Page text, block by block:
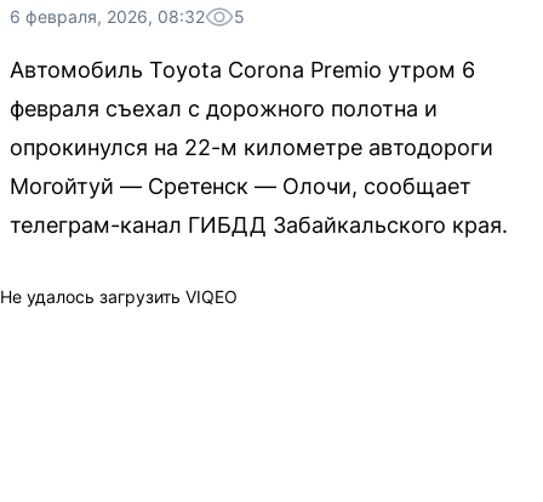
6 февраля, 2026, 08:32 5
Автомобиль Toyota Corona Premio утром 6
февраля съехал с дорожного полотна и
опрокинулся на 22-м километре автодороги
Могойтуй — Сретенск — Олочи, сообщает
телеграм-канал ГИБДД Забайкальского края.
Не удалось загрузить VIQEO